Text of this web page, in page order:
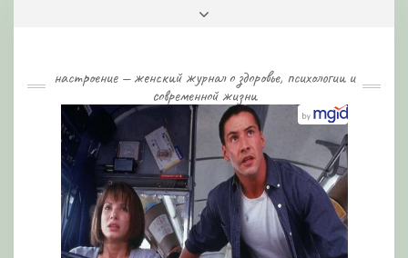
настроение — женский журнал о здоровье, психологии и
современной жизни